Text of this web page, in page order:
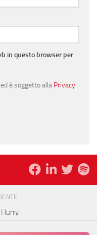
in questo browser per
è soggetto alla Privacy
Hurry